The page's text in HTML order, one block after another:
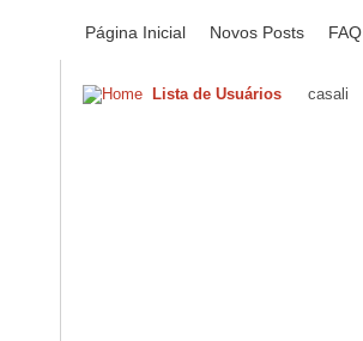
Página Inicial Novos Posts FAQ
Lista de Usuários casali